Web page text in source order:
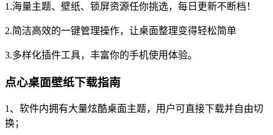
1.海量主题、壁纸、锁屏资源任你挑选，每日更新不断档！
2.简洁高效的一键管理操作，让桌面整理变得轻松简单
3.多样化插件工具，丰富你的手机使用体验。
点心桌面壁纸下载指南
1、软件内拥有大量炫酷桌面主题，用户可直接下载并自由切
换；